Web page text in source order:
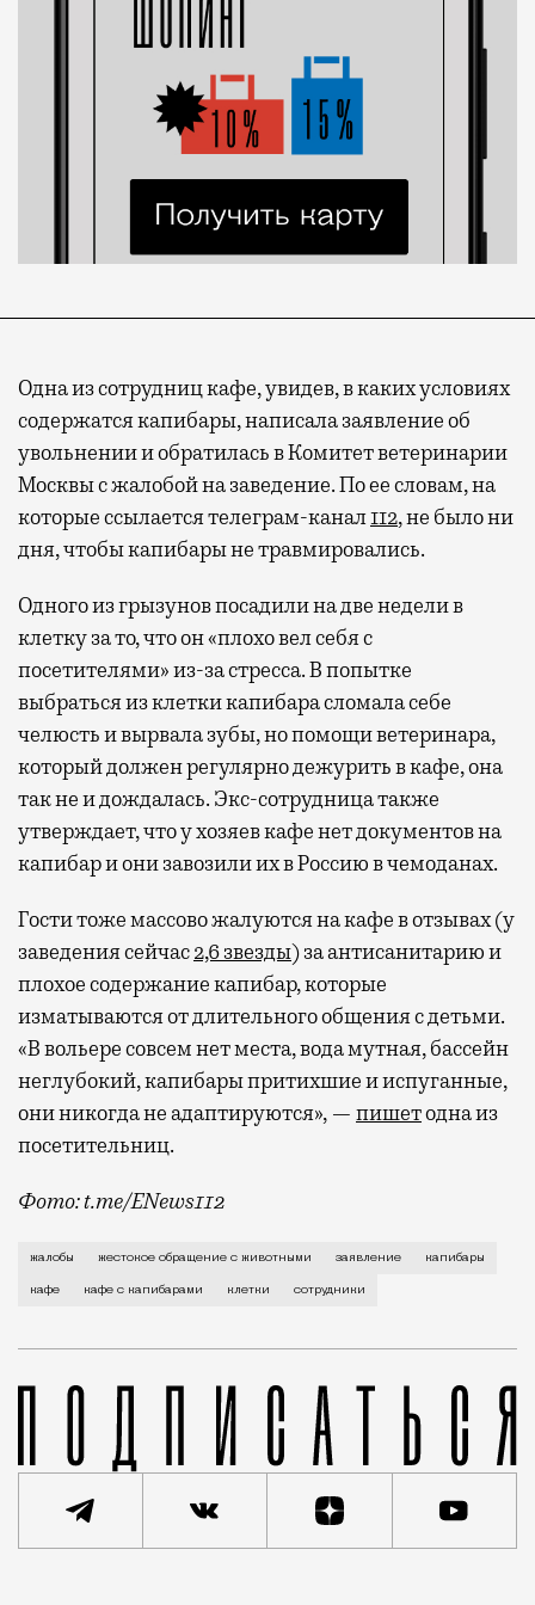
Одна из сотрудниц кафе, увидев, в каких условиях
содержатся капибары, написала заявление об
увольнении и обратилась в Комитет ветеринарии
Москвы с жалобой на заведение. По ее словам, на
которые ссылается телеграм-канал112, не было ни
дня, чтобы капибары не травмировались.
Одного из грызунов посадили на две недели в
клетку за то, что он «плохо вел себя с
посетителями» из-за стресса. В попытке
выбраться из клетки капибара сломала себе
челюсть и вырвала зубы, но помощи ветеринара,
который должен регулярно дежурить в кафе, она
так не и дождалась. Экс-сотрудница также
утверждает, что у хозяев кафе нет документов на
капибар и они завозили их в Россию в чемоданах.
Гости тоже массово жалуются на кафе в отзывах (у
заведения сейчас2,6 звезды) за антисанитарию и
плохое содержание капибар, которые
изматываются от длительного общения с детьми.
«В вольере совсем нет места, вода мутная, бассейн
неглубокий, капибары притихшие и испуганные,
они никогда не адаптируются», — пишетодна из
посетительниц.
Фото: t.me/ENews112
С момента открытия нового контактного кафе с
жалобы жестокое обращение с животными заявление капибары
кафе кафе с капибарами клетки сотрудники